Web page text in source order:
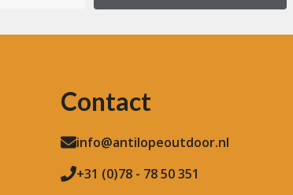
Contact
info@antilopeoutdoor.nl
+31 (0)78 - 78 50 351